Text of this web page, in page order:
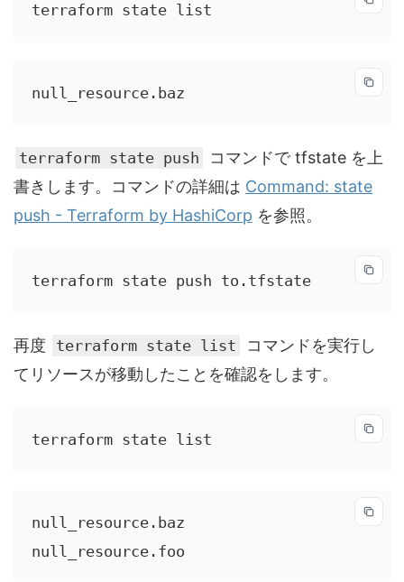
terraform state list
null_resource.baz
terraform state push
コマンドで tfstate を上
書きします。コマンドの詳細は Command: state
push - Terraform by HashiCorp を参照。
terraform state push to.tfstate
再度 terraform state list
コマンドを実行し
てリソースが移動したことを確認をします。
terraform state list
null_resource.baz
null_resource.foo